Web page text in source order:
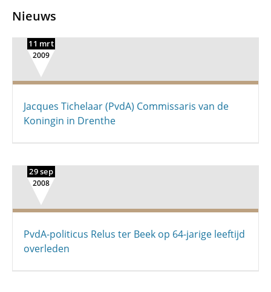
Nieuws
11 mrt
2009
Jacques Tichelaar (PvdA) Commissaris van de
Koningin in Drenthe
29 sep
2008
PvdA-politicus Relus ter Beek op 64-jarige leeftijd
overleden